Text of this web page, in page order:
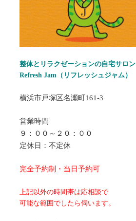
整体とリラクゼーションの自宅サロン
Refresh Jam（リフレッシュジャム）
横浜市戸塚区名瀬町161-3
営業時間
９：００～２０：００
定休日：不定休
完全予約制・当日予約可
上記以外の時間帯は応相談で
可能な範囲でしたら伺います。